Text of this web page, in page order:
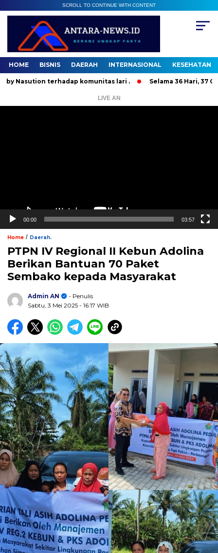
SCROLL TO CONTINUE WITH CONTENT
HOME BISNIS DAERAH INTERNASIONAL KESEHATAN
terhadap komunitas lari . Selama 36 Hari, 37 Orang
LIVE AN
00:00 03:57
Home / Daerah.
PTPN IV Regional II Kebun Adolina
Berikan Bantuan 70 Paket
Sembako kepada Masyarakat
Admin AN
- Penulis
Sabtu, 3 Mei 2025 - 16:17 WIB